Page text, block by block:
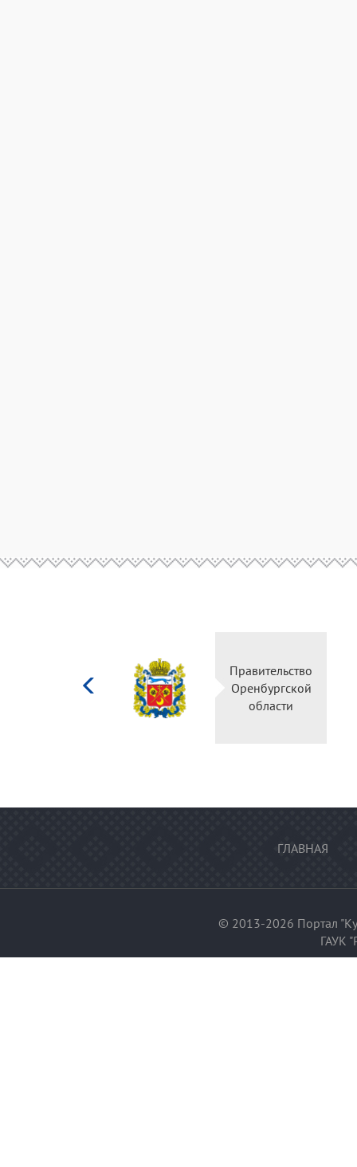
Министерство
культуры
Российской
федерации
ГЛАВНАЯ
© 2013-2026 Портал
ГАУК